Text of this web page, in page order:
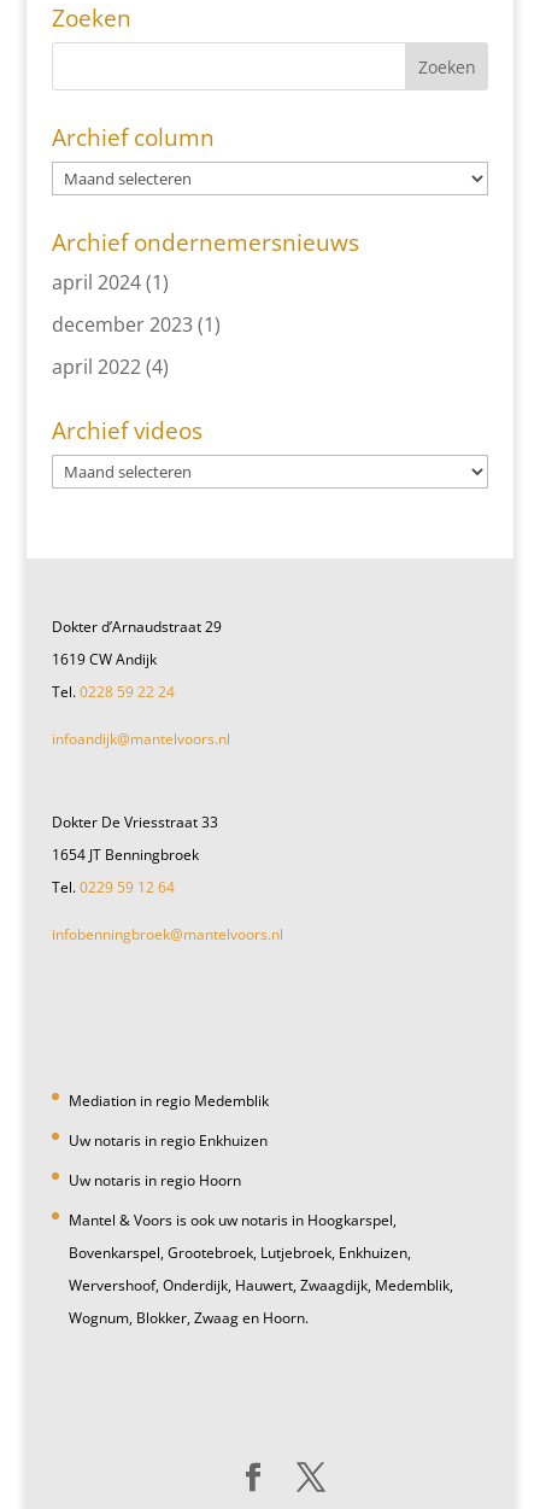
Zoeken
Archief column
Archief ondernemersnieuws
april 2024(1)
december 2023(1)
april 2022(4)
Archief videos
Dokter d’Arnaudstraat 29
1619 CW Andijk
Tel.0228 59 22 24
infoandijk@mantelvoors.nl
Dokter De Vriesstraat 33
1654 JT Benningbroek
Tel.0229 59 12 64
infobenningbroek@mantelvoors.nl
Mediation in regio Medemblik
Uw notaris in regio Enkhuizen
Uw notaris in regio Hoorn
Mantel & Voors is ook uw notaris in Hoogkarspel,
Bovenkarspel, Grootebroek, Lutjebroek, Enkhuizen,
Wervershoof, Onderdijk, Hauwert, Zwaagdijk, Medemblik,
Wognum, Blokker, Zwaag en Hoorn.